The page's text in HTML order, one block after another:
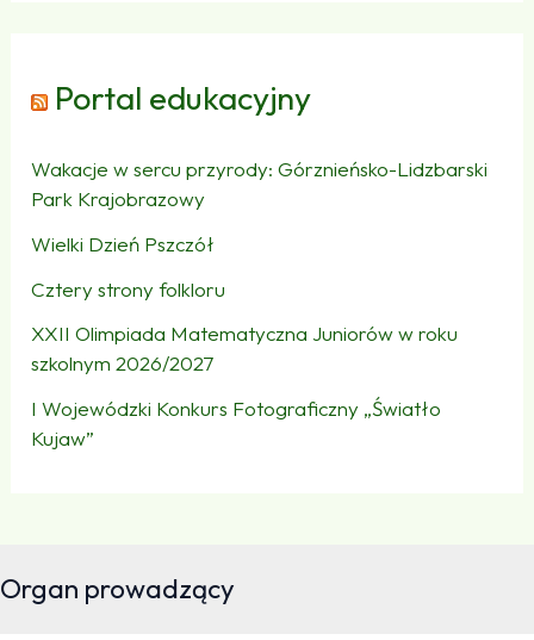
Portal edukacyjny
Wakacje w sercu przyrody: Górznieńsko-Lidzbarski
Park Krajobrazowy
Wielki Dzień Pszczół
Cztery strony folkloru
XXII Olimpiada Matematyczna Juniorów w roku
szkolnym 2026/2027
I Wojewódzki Konkurs Fotograficzny „Światło
Kujaw”
Organ prowadzący